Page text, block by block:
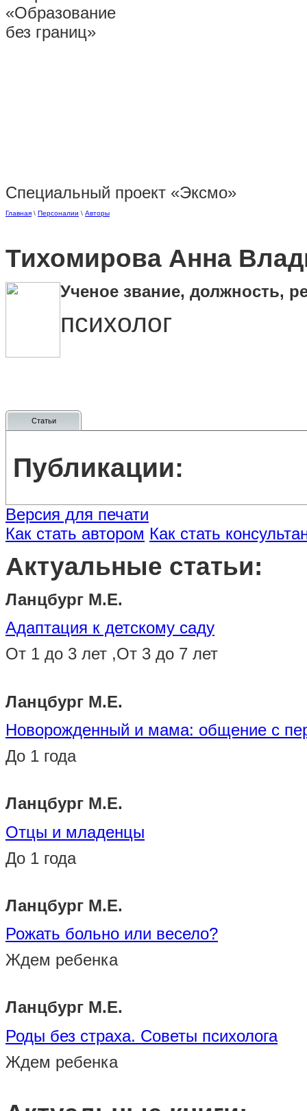
Специальный проект «Эксмо»
Главная \ Персоналии \ Авторы
Тихомирова Анна
Ученое звание, должность,
психолог
Статьи
Публикации:
Версия для печати
Как стать автором Как стать
Актуальные статьи:
Ланцбург М.Е.
Адаптация к детскому саду
От 1 до 3 лет ,От 3 до 7 лет
Ланцбург М.Е.
Новорожденный и мама: общение с
До 1 года
Ланцбург М.Е.
Отцы и младенцы
До 1 года
Ланцбург М.Е.
Рожать больно или весело?
Ждем ребенка
Ланцбург М.Е.
Роды без страха. Советы психолога
Ждем ребенка